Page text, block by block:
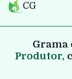
CG
Grama
Produtor,